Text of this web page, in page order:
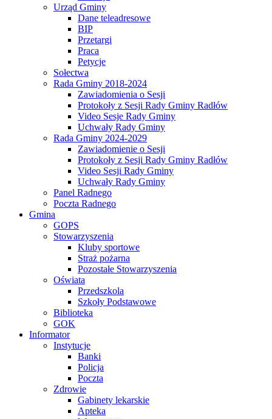
Urząd Gminy
Dane teleadresowe
BIP
Przetargi
Praca
Petycje
Sołectwa
Rada Gminy 2018-2024
Zawiadomienia o Sesji
Protokoły z Sesji Rady Gminy Radłów
Video Sesje Rady Gminy
Uchwały Rady Gminy
Rada Gminy 2024-2029
Zawiadomienie o Sesji
Protokoły z Sesji Rady Gminy Radłów
Video Sesji Rady Gminy
Uchwały Rady Gminy
Panel Radnego
Poczta Radnego
Gmina
GOPS
Stowarzyszenia
Kluby sportowe
Straż pożarna
Pozostałe Stowarzyszenia
Oświata
Przedszkola
Szkoły Podstawowe
Biblioteka
GOK
Informator
Instytucje
Banki
Policja
Poczta
Zdrowie
Gabinety lekarskie
Apteka